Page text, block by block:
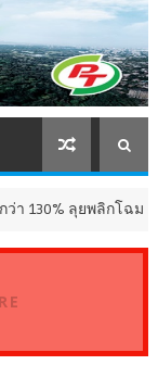
ลุยพลิกโฉมประส